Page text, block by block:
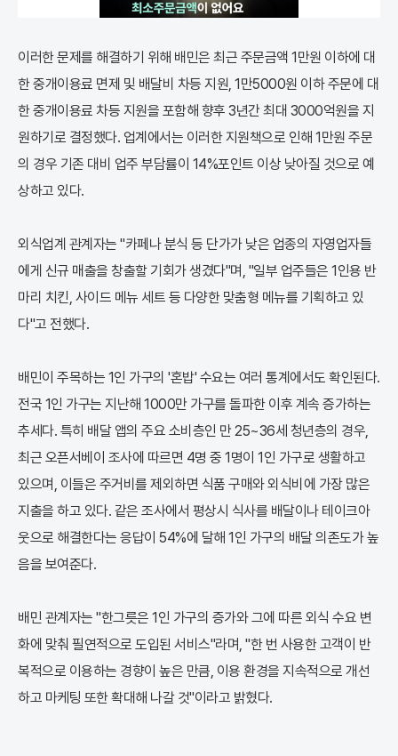
이러한 문제를 해결하기 위해 배민은 최근 주문금액 1만원 이하에 대
한 중개이용료 면제 및 배달비 차등 지원, 1만5000원 이하 주문에 대
한 중개이용료 차등 지원을 포함해 향후 3년간 최대 3000억원을 지
원하기로 결정했다. 업계에서는 이러한 지원책으로 인해 1만원 주문
의 경우 기존 대비 업주 부담률이 14%포인트 이상 낮아질 것으로 예
상하고 있다.
외식업계 관계자는 "카페나 분식 등 단가가 낮은 업종의 자영업자들
에게 신규 매출을 창출할 기회가 생겼다"며, "일부 업주들은 1인용 반
마리 치킨, 사이드 메뉴 세트 등 다양한 맞춤형 메뉴를 기획하고 있
다"고 전했다.
배민이 주목하는 1인 가구의 '혼밥' 수요는 여러 통계에서도 확인된다.
전국 1인 가구는 지난해 1000만 가구를 돌파한 이후 계속 증가하는
추세다. 특히 배달 앱의 주요 소비층인 만 25~36세 청년층의 경우,
최근 오픈서베이 조사에 따르면 4명 중 1명이 1인 가구로 생활하고
있으며, 이들은 주거비를 제외하면 식품 구매와 외식비에 가장 많은
지출을 하고 있다. 같은 조사에서 평상시 식사를 배달이나 테이크아
웃으로 해결한다는 응답이 54%에 달해 1인 가구의 배달 의존도가 높
음을 보여준다.
배민 관계자는 "한그릇은 1인 가구의 증가와 그에 따른 외식 수요 변
화에 맞춰 필연적으로 도입된 서비스"라며, "한 번 사용한 고객이 반
복적으로 이용하는 경향이 높은 만큼, 이용 환경을 지속적으로 개선
하고 마케팅 또한 확대해 나갈 것"이라고 밝혔다.